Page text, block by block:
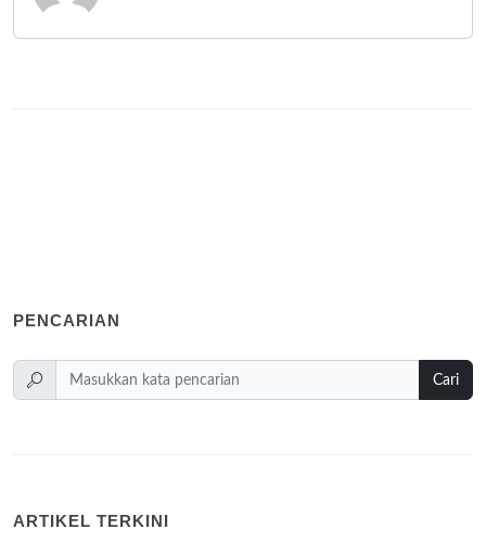
PENCARIAN
Cari
ARTIKEL TERKINI